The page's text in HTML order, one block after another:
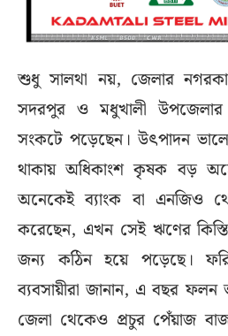
শুধু সালথা নয়, জেলার
সদরপুর ও মধুখালী উপজেলার
সংকটে পড়েছেন। উৎপাদন
থাকায় অধিকাংশ কৃষক বড়
অনেকেই ব্যাংক বা এনজিও
করেছেন, এখন সেই ঋণের
জন্য কঠিন হয়ে পড়েছে।
ব্যবসায়ীরা জানান, এ বছর ফলন
জেলা থেকেও প্রচুর পেঁয়াজ